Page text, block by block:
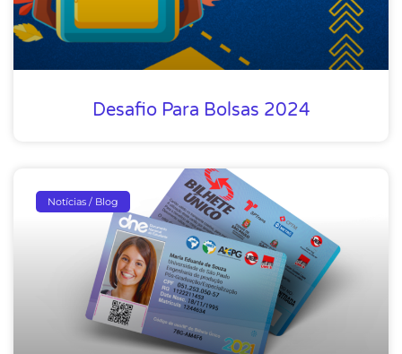
Desafio Para Bolsas 2024
Notícias / Blog